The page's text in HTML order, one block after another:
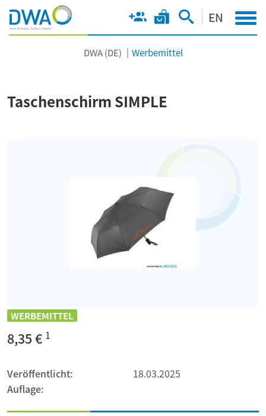
EN
DWA (DE) Werbemittel
Taschenschirm SIMPLE
WERBEMITTEL
8,35 € 1
Veröffentlicht:
18.03.2025
Auflage: